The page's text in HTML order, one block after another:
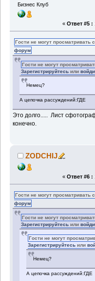
Бизнес Клуб
« Ответ #5 :
Гости не могут просматривать
форум
Гости не могут
Зарегистрируйтесь или
Немец?
А цепочка рассуждений:ГДЕ
Это долго..... Лист
конечно.
ZODCHIJ
« Ответ #6 :
Гости не могут просматривать
форум
Гости не могут
Зарегистрируйтесь или
Гости не могут
Зарегистрируйтесь или
Немец?
А цепочка рассуждений:ГДЕ